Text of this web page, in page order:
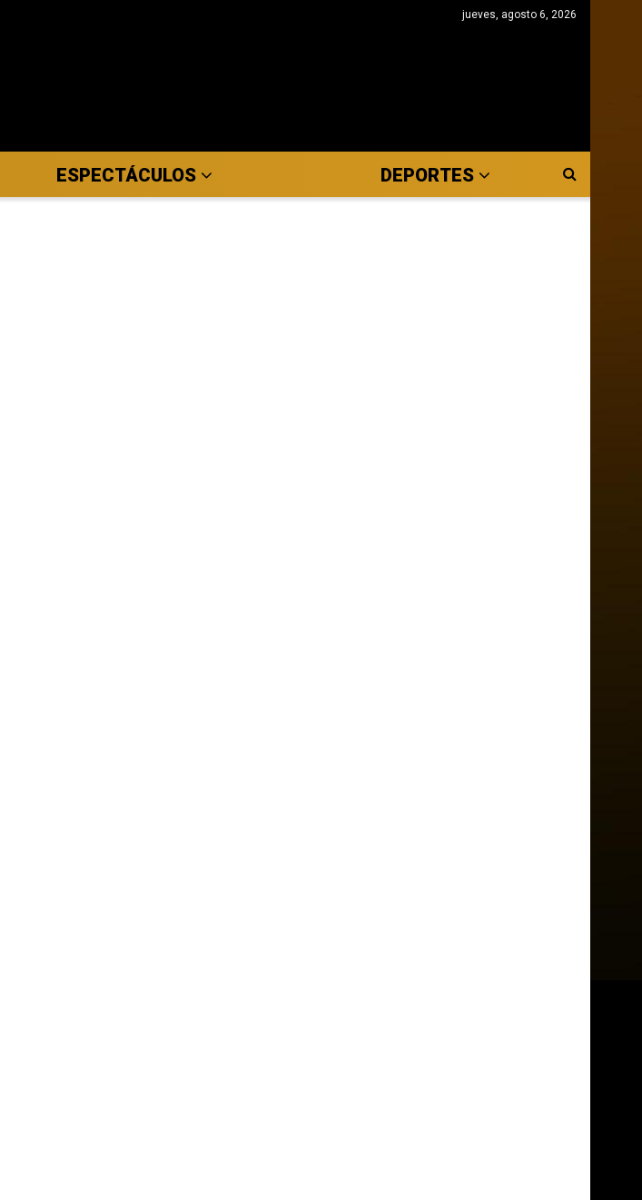
jueves, agosto 6, 2026
ESPECTÁCULOS DEPORTES